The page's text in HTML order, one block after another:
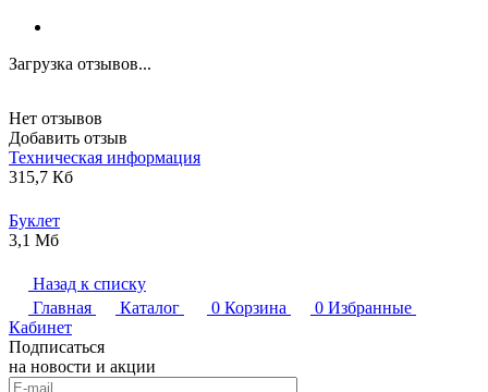
Загрузка отзывов...
Нет отзывов
Добавить отзыв
Техническая информация
315,7 Кб
Буклет
3,1 Мб
Назад к списку
Главная
Каталог 0 Корзина 0 Избранные
Кабинет
Подписаться
на новости и акции